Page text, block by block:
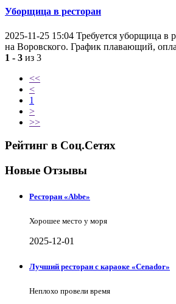
Уборщица в ресторан
2025-11-25 15:04 Требуется уборщица в
на Воровского. График плавающий,
1 - 3 из 3
<<
<
1
>
>>
Рейтинг в Соц.Сетях
Новые Отзывы
Ресторан «Abbe»
Хорошее место у моря
2025-12-01
Лучший ресторан с караоке «Cenador»
Неплохо провели время